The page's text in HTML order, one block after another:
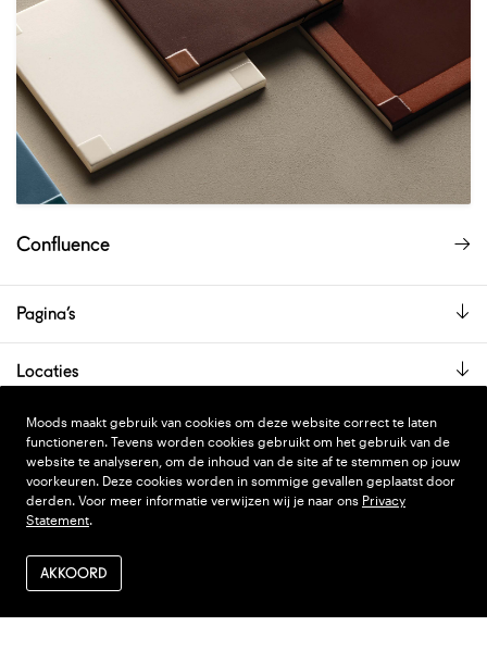
Confluence
Pagina’s
Locaties
De showroom is alleen op afspraak geopend.
PRIVACY STATEMENT
ALGEMENE VOORWAARDEN
VERZENDEN EN RETOUR
DESIGN WONDERLAND
Moods maakt gebruik van cookies om deze website correct te laten
functioneren. Tevens worden cookies gebruikt om het gebruik van de
website te analyseren, om de inhoud van de site af te stemmen op jouw
voorkeuren. Deze cookies worden in sommige gevallen geplaatst door
derden. Voor meer informatie verwijzen wij je naar ons Privacy
Statement.
AKKOORD